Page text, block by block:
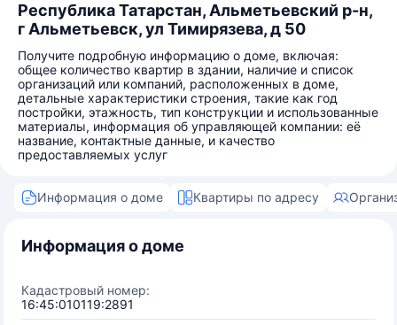
Республика Татарстан, Альметьевский р-н,
г Альметьевск, ул Тимирязева, д 50
Получите подробную информацию о доме, включая:
общее количество квартир в здании, наличие и список
организаций или компаний, расположенных в доме,
детальные характеристики строения, такие как год
постройки, этажность, тип конструкции и использованные
материалы, информация об управляющей компании: её
название, контактные данные, и качество
предоставляемых услуг
Информация о доме Квартиры по адресу
Информация о доме
Кадастровый номер:
16:45:010119:2891